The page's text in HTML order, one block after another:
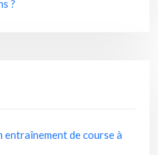
?
entraînement de course à